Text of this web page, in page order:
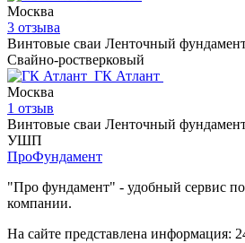
Москва
3 отзыва
Винтовые сваи Ленточный
Свайно-ростверковый
ГК Атлант
Москва
1 отзыв
Винтовые сваи Ленточный
УШП
ПроФундамент
"Про фундамент" - удобный сервис
компании.
На сайте представлена информация: